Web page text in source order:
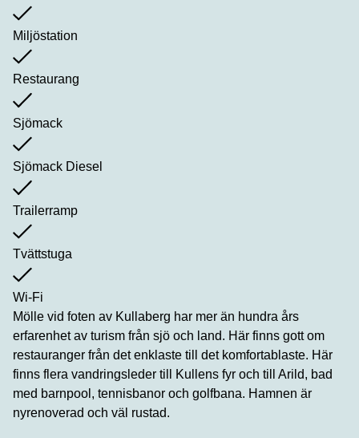
Miljöstation
Restaurang
Sjömack
Sjömack Diesel
Trailerramp
Tvättstuga
Wi-Fi
Mölle vid foten av Kullaberg har mer än hundra års
erfarenhet av turism från sjö och land. Här finns gott om
restauranger från det enklaste till det komfortablaste. Här
finns flera vandringsleder till Kullens fyr och till Arild, bad
med barnpool, tennisbanor och golfbana. Hamnen är
nyrenoverad och väl rustad.